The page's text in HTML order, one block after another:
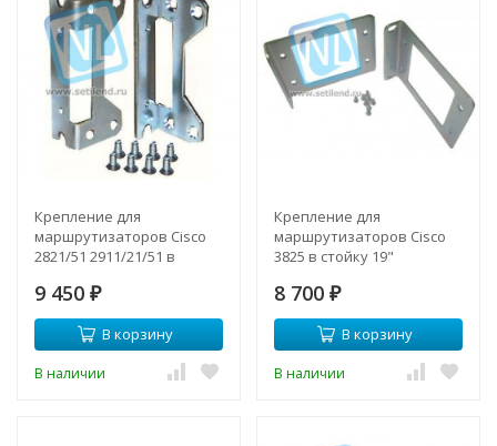
Крепление для
маршрутизаторов Cisco
2821/51 2911/21/51 в
9 450 ₽
В корзину
В наличии
Крепление для
маршрутизаторов Cisco
3825 в стойку 19"
8 700 ₽
В корзину
В наличии